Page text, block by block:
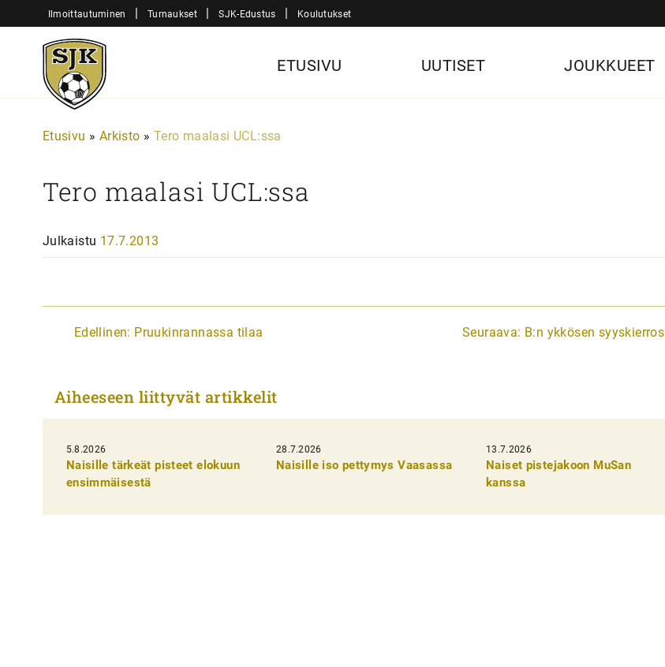
sisältöön
Ilmoittautuminen | Turnaukset | SJK-Edustus | Koulutukset
Sjk-
Juniorit
ETUSIVU UUTISET JOUKKUEET
Etusivu » Arkisto » Tero maalasi UCL:ssa
Tero maalasi UCL:ssa
Julkaistu 17.7.2013
A
i
k
e
Edellinen: Pruukinrannassa tilaa Seuraava: B:n ykkösen syyskierros
Aiheeseen liittyvät artikkelit
5.8.2026
Naisille tärkeät pisteet elokuun
ensimmäisestä
28.7.2026
Naisille iso pettymys Vaasassa
13.7.2026
Naiset pistejakoon MuSan
kanssa